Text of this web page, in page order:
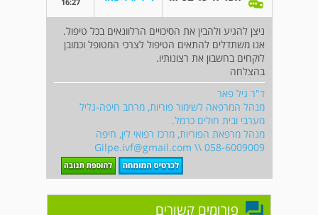
ניצן להגיע ולהבין את הסיכויים הרלוונאים בכל טיפול.
אנו משתדלים להתאים הטיפול לצרכי המטופל וכמובן
לוקחים בחשבון את רצונותיו.
בהצלחה
ד"ר גיל פאר
מנהל המרפאה לשימור פוריות, מרחב חיפה-גליל
מערבי ובית חולים כרמל.
מנהל מרפאת הפוריות, מרכז רפואי לין, חיפה
Gilpe.ivf@gmail.com \\ 058-6009009
פורומים קשורים